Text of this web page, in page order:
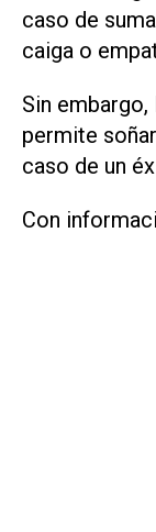
caso de
caiga o
Sin
permite
caso de un
Con